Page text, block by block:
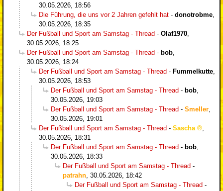
30.05.2026, 18:56
Die Führung, die uns vor 2 Jahren gefehlt hat - donotrobme
30.05.2026, 18:35
Der Fußball und Sport am Samstag - Thread - Olaf1970
30.05.2026, 18:25
Der Fußball und Sport am Samstag - Thread - bob
30.05.2026, 18:24
Der Fußball und Sport am Samstag - Thread - Fummelkutte
30.05.2026, 18:53
Der Fußball und Sport am Samstag - Thread - bob
30.05.2026, 19:03
Der Fußball und Sport am Samstag - Thread - Smeller
30.05.2026, 19:01
Der Fußball und Sport am Samstag - Thread - Sascha
30.05.2026, 18:31
Der Fußball und Sport am Samstag - Thread - bob
30.05.2026, 18:33
Der Fußball und Sport am Samstag - Thread -
patrahn 30.05.2026, 18:42
Der Fußball und Sport am Samstag - Thread -